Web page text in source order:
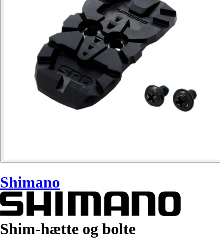
Shimano
Shim-hætte og bolte